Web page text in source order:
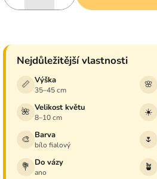
Nejdůležitější vlastnosti
📏 Výška
35–45 cm 🌸
🌺 Velikost květu
8–10 cm ☀️
🎨 Barva
bílo fialový 🌷
💐 Do vázy
ano 🪴